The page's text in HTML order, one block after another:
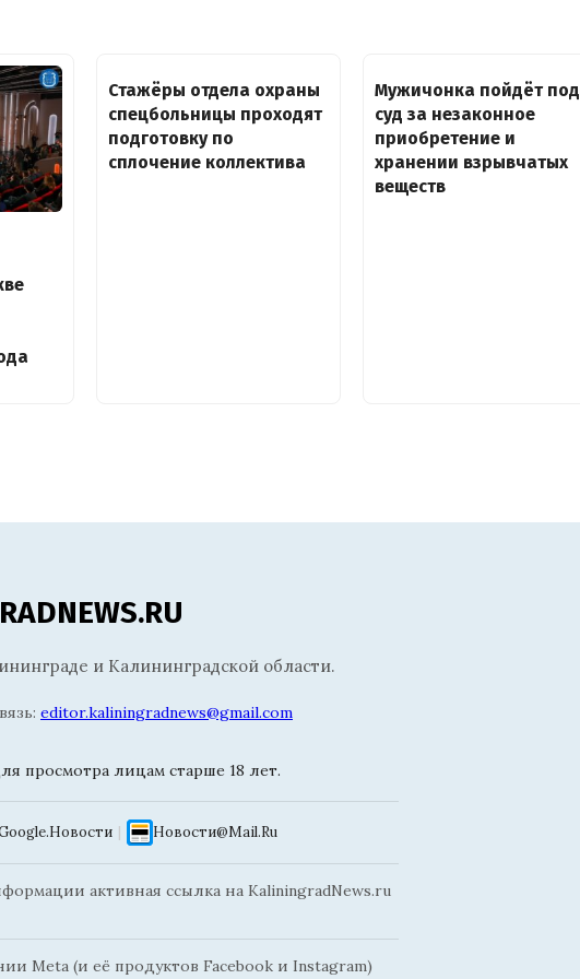
Стажёры отдела охраны
спецбольницы проходят
подготовку по
сплочение коллектива
Мужичонка пойдёт под
суд за незаконное
приобретение и
хранении взрывчатых
веществ
и Калининградской области.
editor.kaliningradnews@gmail.com
просмотра лицам старше 18 лет.
| Новости@Mail.Ru
активная ссылка на KaliningradNews.ru
Meta (и её продуктов Facebook и Instagram)